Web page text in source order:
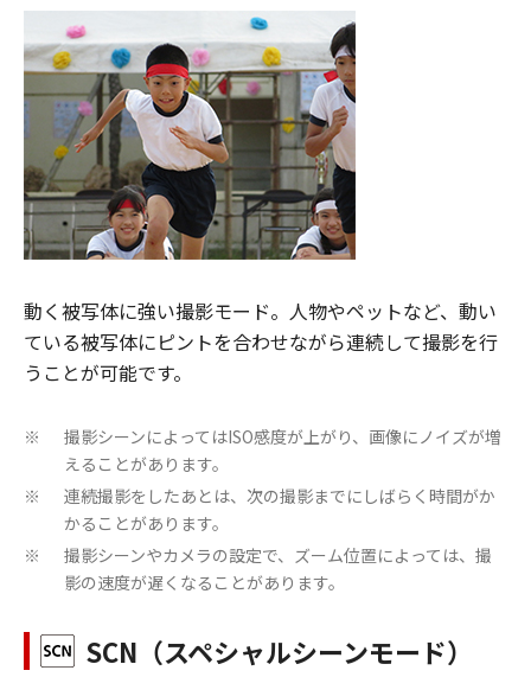
動く被写体に強い撮影モード。人物やペットなど、動い
ている被写体にピントを合わせながら連続して撮影を行
うことが可能です。
※
撮影シーンによってはISO感度が上がり、画像にノイズが増
えることがあります。
※
連続撮影をしたあとは、次の撮影までにしばらく時間がか
かることがあります。
※
撮影シーンやカメラの設定で、ズーム位置によっては、撮
影の速度が遅くなることがあります。
SCN（スペシャルシーンモード）